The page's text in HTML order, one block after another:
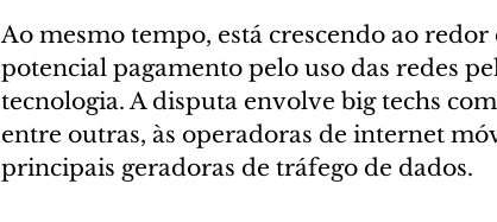
Ao mesmo tempo, está crescendo ao
potencial pagamento pelo uso das redes
tecnologia. A disputa envolve big techs
entre outras, às operadoras de internet
principais geradoras de tráfego de dados.